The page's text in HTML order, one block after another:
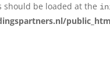
be loaded at the